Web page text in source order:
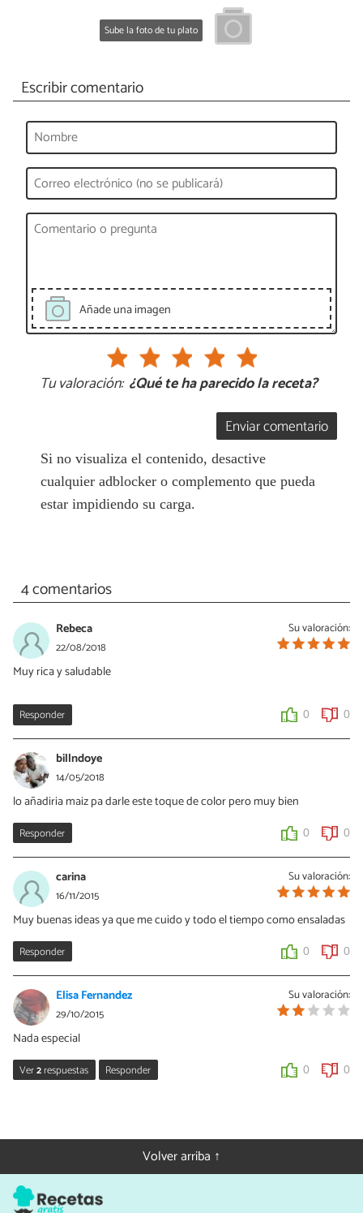
Sube la foto de tu plato
Escribir comentario
Añade una imagen
Tu valoración: ¿Qué te ha parecido la receta?
Enviar comentario
Si no visualiza el contenido, desactive
cualquier adblocker o complemento que pueda
estar impidiendo su carga.
4 comentarios
Su valoración:
Rebeca
22/08/2018
Muy rica y saludable
Responder 0 0
billndoye
14/05/2018
lo añadiria maiz pa darle este toque de color pero muy bien
Responder 0 0
Su valoración:
carina
16/11/2015
Muy buenas ideas ya que me cuido y todo el tiempo como ensaladas
Responder 0 0
Su valoración:
Elisa Fernandez
29/10/2015
Nada especial
Ver2respuestas Responder 0 0
Hola, Elisa. Puede que esta ensalada no sea muy sofisticada... A
veces nos apetecen ensaladas simples, con pocos ingredientes.
Este plato es para las ocasiones en las que no tienes ganas de
preparar algo muy elaborado pero no renuncias a comer tu
ensaladita con los ingredientes que tienes por casa :)
Volver arriba ↑